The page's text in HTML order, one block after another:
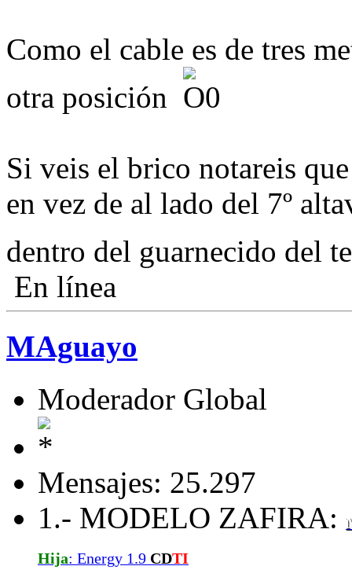
Como el cable es de tres
otra posición
Si veis el brico notareis
en vez de al lado del 7º
dentro del guarnecido del
En línea
MAguayo
Moderador Global
Mensajes: 25.297
1.- MODELO ZAFIRA:
Hija: Energy 1.9 CDTI